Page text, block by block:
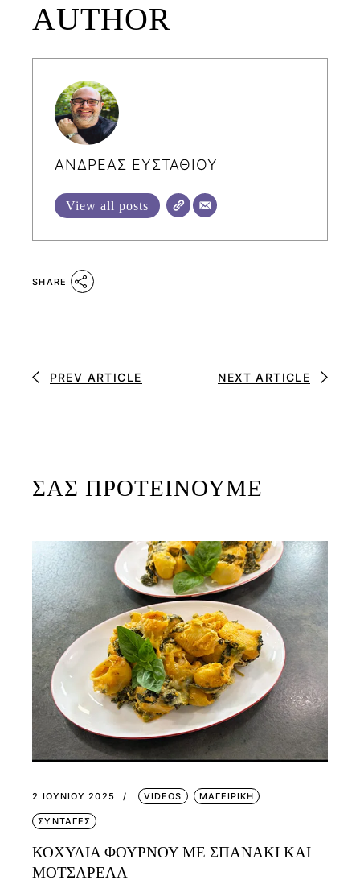
AUTHOR
ΑΝΔΡΕΑΣ ΕΥΣΤΑΘΙΟΥ
View all posts
SHARE
PREV ARTICLE NEXT ARTICLE
ΣΑΣ ΠΡΟΤΕΙΝΟΥΜΕ
2 ΙΟΥΝΊΟΥ 2025 VIDEOS ΜΑΓΕΙΡΙΚΗ
ΣΥΝΤΑΓΕΣ
ΚΟΧΥΛΙΑ ΦΟΥΡΝΟΥ ΜΕ ΣΠΑΝΑΚΙ ΚΑΙ
ΜΟΤΣΑΡΕΛΑ